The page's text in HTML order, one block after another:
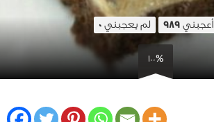
أعجبني989 لم يعجبني0
100%